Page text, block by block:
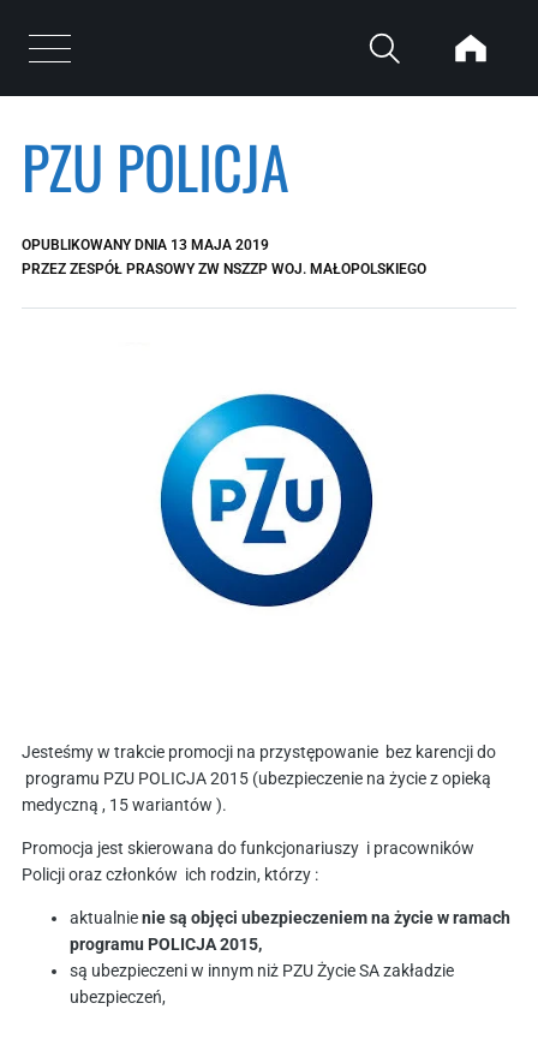
Otwórz menu
PZU POLICJA
OPUBLIKOWANY DNIA 13 MAJA 2019
PRZEZ ZESPÓŁ PRASOWY ZW NSZZP WOJ. MAŁOPOLSKIEGO
Jesteśmy w trakcie promocji na przystępowanie bez karencji do
programu PZU POLICJA 2015 (ubezpieczenie na życie z opieką
medyczną , 15 wariantów ).
Promocja jest skierowana do funkcjonariuszy i pracowników
Policji oraz członków ich rodzin, którzy :
aktualnienie są objęci ubezpieczeniem na życie w ramach
programu POLICJA 2015,
są ubezpieczeni w innym niż PZU Życie SA zakładzie
ubezpieczeń,